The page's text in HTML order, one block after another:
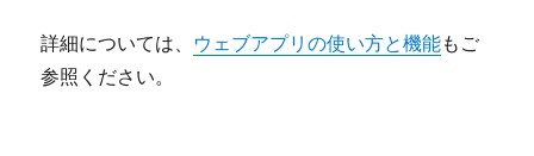
詳細については、 ウェブアプリの使い方と機能もご
参照ください。